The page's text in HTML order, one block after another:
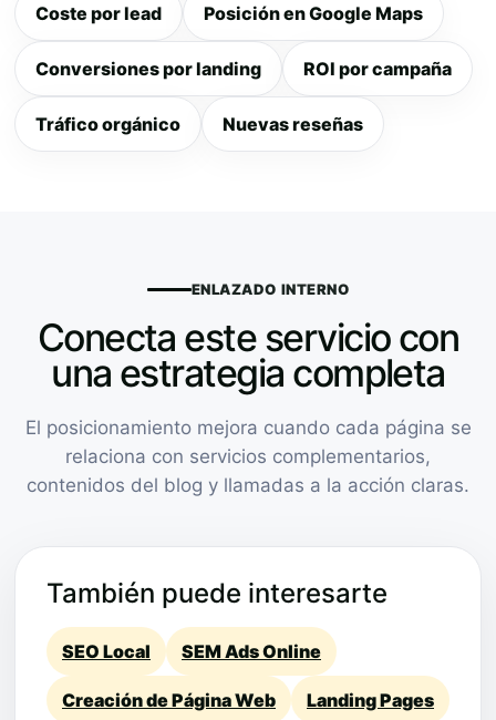
Coste por lead Posición en Google Maps
Conversiones por landing ROI por campaña
Tráfico orgánico Nuevas reseñas
ENLAZADO INTERNO
Conecta este servicio con
una estrategia completa
El posicionamiento mejora cuando cada página se
relaciona con servicios complementarios,
contenidos del blog y llamadas a la acción claras.
También puede interesarte
SEO Local SEM Ads Online
Creación de Página Web Landing Pages